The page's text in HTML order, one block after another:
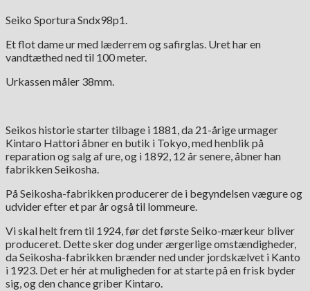
Seiko Sportura Sndx98p1.
Et flot dame ur med læderrem og safirglas. Uret har en
vandtæthed ned til 100 meter.
Urkassen måler 38mm.
Seikos historie starter tilbage i 1881, da 21-årige urmager
Kintaro Hattori åbner en butik i Tokyo, med henblik på
reparation og salg af ure, og i 1892, 12 år senere, åbner han
fabrikken Seikosha.
På Seikosha-fabrikken producerer de i begyndelsen vægure og
udvider efter et par år også til lommeure.
Vi skal helt frem til 1924, før det første Seiko-mærkeur bliver
produceret. Dette sker dog under ærgerlige omstændigheder,
da Seikosha-fabrikken brænder ned under jordskælvet i Kanto
i 1923. Det er hér at muligheden for at starte på en frisk byder
sig, og den chance griber Kintaro.